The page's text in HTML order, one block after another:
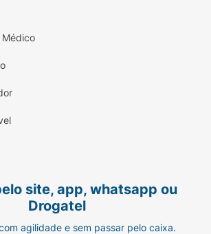
Médico
site, app, whatsapp ou
Drogatel
agilidade e sem passar pelo caixa.